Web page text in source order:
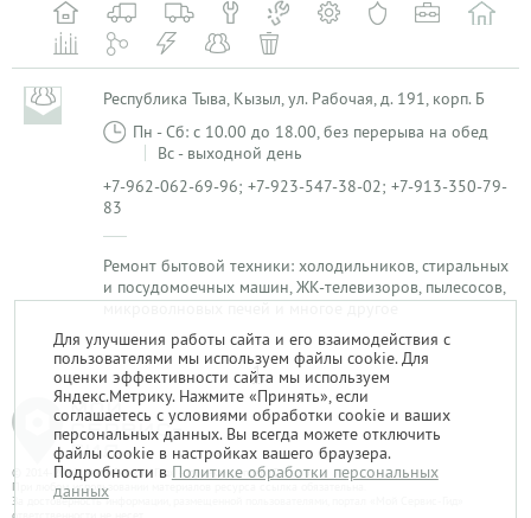
Республика Тыва, Кызыл, ул. Рабочая, д. 191, корп. Б
Пн - Сб: с 10.00 до 18.00, без перерыва на обед
Вс - выходной день
+7-962-062-69-96; +7-923-547-38-02; +7-913-350-79-
83
Ремонт бытовой техники: холодильников, стиральных
и посудомоечных машин, ЖК-телевизоров, пылесосов,
микроволновых печей и многое другое
1
© 2014-2026. «Мой Сервис-Гид» – проект группы «Текарт».
При любом использовании материалов ресурса ссылка обязательна.
За достоверность информации, размещенной пользователями, портал «Мой Сервис-Гид»
Для улучшения работы сайта и его взаимодействия с
пользователями мы используем файлы cookie. Для
оценки эффективности сайта мы используем
Яндекс.Метрику. Нажмите «Принять», если
соглашаетесь с условиями обработки cookie и ваших
персональных данных. Вы всегда можете отключить
файлы cookie в настройках вашего браузера.
Подробности в Политике обработки персональных
данных